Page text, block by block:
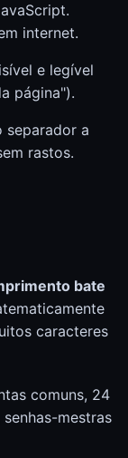
internet.
e legível
página").
separador a
rastos.
bate
caracteres
comuns, 24
mestras